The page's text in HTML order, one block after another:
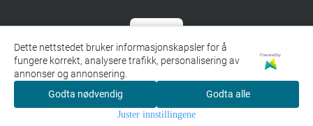
Søk
Dette nettstedet bruker informasjonskapsler for å
fungere korrekt, analysere trafikk, personalisering av
annonser og annonsering.
Powered by
Godta nødvendig Godta alle
Juster innstillingene